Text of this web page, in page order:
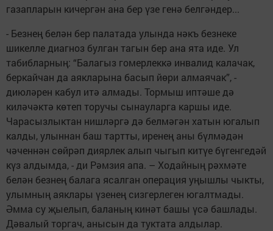
газапларын кичергән ана бер үзе генә белгәндер...
- Безнең белән бер палатада улында нәкъ безнеке
шикелле диагноз булган тагын бер ана ята иде. Ул
табибларның: “Балагыз гомерлеккә инвалид калачак,
беркайчан да аякларына басып йөри алмаячак”, -
диюләрен кабул итә алмады. Тормыш иптәше дә
киләчәктә көтеп торучы сынауларга каршы иде.
Чарасызлыктан нишләргә дә белмәгән хатын югалып
калды, улыннан баш тартты, иренең аны бүлмәдән
чәченнән сөйрәп диярлек алып чыгып китүе бүгенгедәй
күз алдымда, - ди Рәмзия апа. – Ходайның рәхмәте
белән безнең балага ясалган операция уңышлы чыкты,
улымның аяклары үзенең сизгерлеген югалтмады.
Әмма су җыелып, баланың кинәт башы үсә башлады.
Дәвалый торгач, анысын да туктата алдылар.